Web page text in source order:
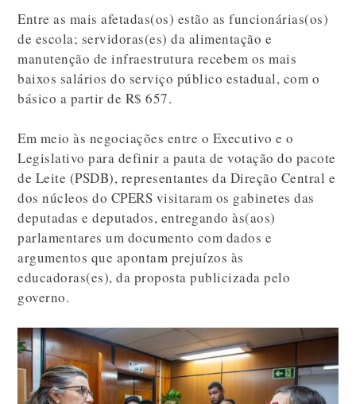
Entre as mais afetadas(os) estão as funcionárias(os)
de escola; servidoras(es) da alimentação e
manutenção de infraestrutura recebem os mais
baixos salários do serviço público estadual, com o
básico a partir de R$ 657.
Em meio às negociações entre o Executivo e o
Legislativo para definir a pauta de votação do pacote
de Leite (PSDB), representantes da Direção Central e
dos núcleos do CPERS visitaram os gabinetes das
deputadas e deputados, entregando às(aos)
parlamentares um documento com dados e
argumentos que apontam prejuízos às
educadoras(es), da proposta publicizada pelo
governo.